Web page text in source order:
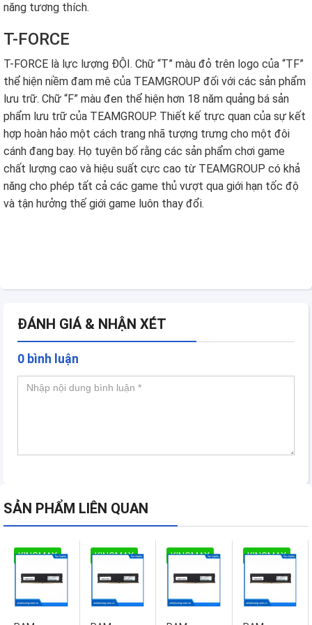
năng tương thích.
T-FORCE
T-FORCE là lực lượng ĐỘI. Chữ “T” màu đỏ trên logo của “TF”
thể hiện niềm đam mê của TEAMGROUP đối với các sản phẩm
lưu trữ. Chữ “F” màu đen thể hiện hơn 18 năm quảng bá sản
phẩm lưu trữ của TEAMGROUP. Thiết kế trực quan của sự kết
hợp hoàn hảo một cách trang nhã tượng trưng cho một đôi
cánh đang bay. Họ tuyên bố rằng các sản phẩm chơi game
chất lượng cao và hiệu suất cực cao từ TEAMGROUP có khả
năng cho phép tất cả các game thủ vượt qua giới hạn tốc độ
và tận hưởng thế giới game luôn thay đổi.
ĐÁNH GIÁ & NHẬN XÉT
0 bình luận
SẢN PHẨM LIÊN QUAN
KINGMAX KINGMAX KINGMAX KINGMAX